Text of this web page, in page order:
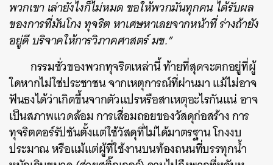
พวกเขา เล่ายังไงก็ไม่หมด ขอให้พวกมันทุกคน ได้รับผล
ของการที่มันโกง ทุจริต หาเศษหาเลยจากหน้าที่ ร่างถ้ายัง
อยู่ดี บริจาคให้การวิภาคศาสตร์ มข.”
กรรมชั่วของพวกทุจริตเหล่านี้ ท้ายที่สุดจะตกอยู่ที่ผู้
ใดหากไม่ใช่ประชาชนจากเหตุการณ์ที่ผ่านมา แม้ไม่อาจ
ฟันธงได้ว่าเกิดขึ้นจากตัวแปรหรือสาเหตุอะไรกันแน่ อาจ
เป็นสภาพแวดล้อม การเสื่อมถอยของวัสดุก่อสร้าง การ
ทุจริตคอร์รัปชันตั้งแต่ใช้วัสดุที่ไม่ได้มาตรฐาน โกงงบ
ประมาณ หรือแม้แต่ผู้ที่ใช้งานบนท้องถนนที่บรรทุกน้ำ
ค้นหา